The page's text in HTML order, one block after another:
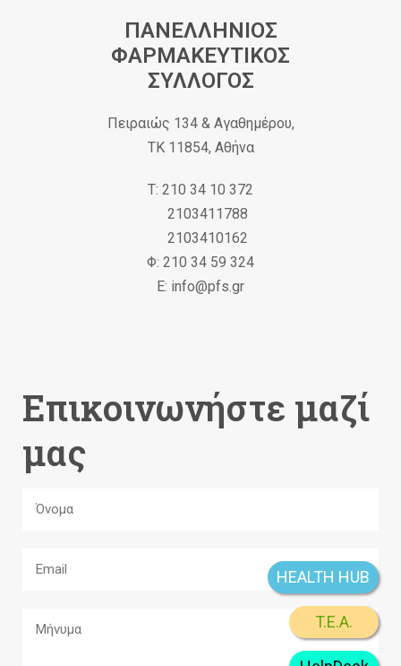
ΠΑΝΕΛΛΗΝΙΟΣ
ΦΑΡΜΑΚΕΥΤΙΚΟΣ
ΣΥΛΛΟΓΟΣ
Πειραιώς 134 & Αγαθημέρου,
ΤΚ 11854, Αθήνα
Τ: 210 34 10 372
2103411788
2103410162
Φ: 210 34 59 324
Ε: info@pfs.gr
Επικοινωνήστε μαζί
μας
T.E.A.
HEALTH HUB